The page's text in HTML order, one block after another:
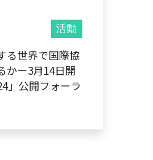
活動
る世界で国際協
かー3月14日開
」公開フォーラ